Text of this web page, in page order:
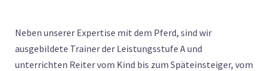
Neben unserer Expertise mit dem Pferd, sind wir
ausgebildete Trainer der Leistungsstufe A und
unterrichten Reiter vom Kind bis zum Späteinsteiger, vom